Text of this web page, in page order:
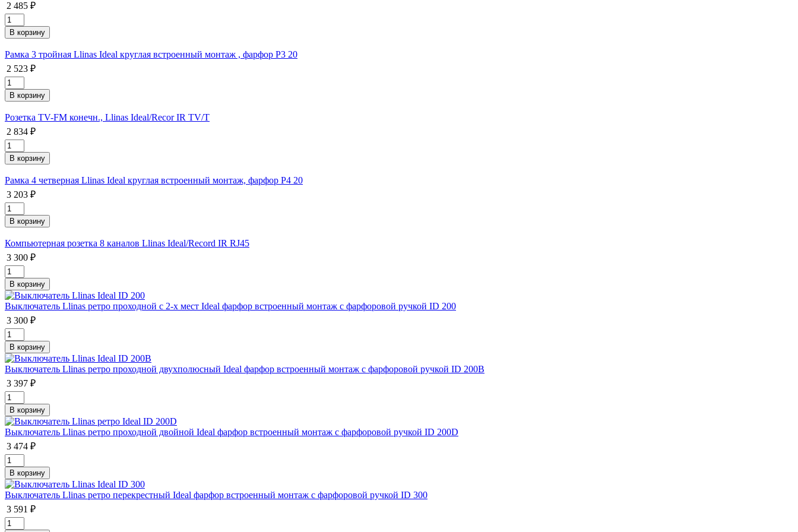
2 485 ₽
Рамка 3 тройная Llinas Ideal круглая встроенный монтаж , фарфор Р3 20
2 523 ₽
Розетка TV-FM конечн., Llinas Ideal/Recor IR TV/T
2 834 ₽
Рамка 4 четверная Llinas Ideal круглая встроенный монтаж, фарфор Р4 20
3 203 ₽
Компьютерная розетка 8 каналов Llinas Ideal/Record IR RJ45
3 300 ₽
Выключатель Llinas ретро проходной с 2-х мест Ideal фарфор встроенный монтаж с фарфоровой ручкой ID 200
3 300 ₽
Выключатель Llinas ретро проходной двухполюсный Ideal фарфор встроенный монтаж с фарфоровой ручкой ID 200B
3 397 ₽
Выключатель Llinas ретро проходной двойной Ideal фарфор встроенный монтаж с фарфоровой ручкой ID 200D
3 474 ₽
Выключатель Llinas ретро перекрестный Ideal фарфор встроенный монтаж с фарфоровой ручкой ID 300
3 591 ₽